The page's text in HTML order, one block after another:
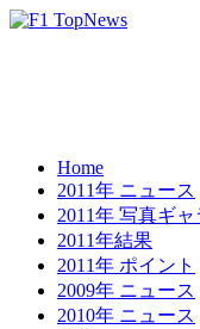
Home
2011年 ニュース
2011年 写真ギ
2011年結果
2011年 ポイント
2009年 ニュース
2010年 ニュース